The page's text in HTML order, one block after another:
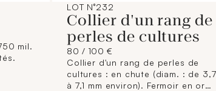
mil.
LOT N°232
Collier d'un rang de
perles de cultures
80 / 100 €
Collier d'un rang de perles de
cultures : en chute (diam. : de 3,7
à 7,1 mm environ). Fermoir en or